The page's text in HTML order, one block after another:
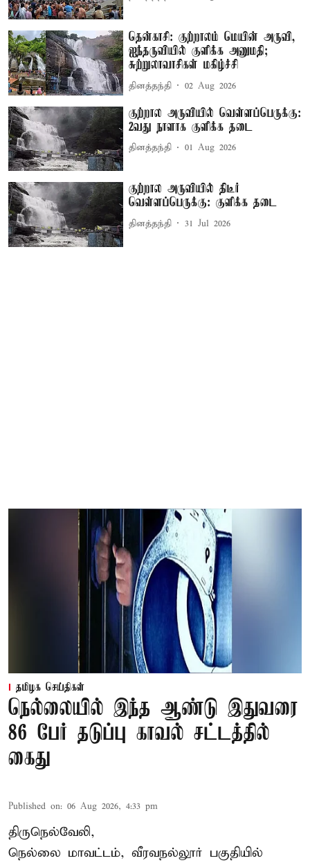
தென்காசி: குற்றாலம் மெயின் அருவி,
ஐந்தருவியில் குளிக்க அனுமதி;
சுற்றுலாவாசிகள் மகிழ்ச்சி
தினத்தந்தி 02 Aug 2026
குற்றால அருவியில் வெள்ளப்பெருக்கு:
2வது நாளாக குளிக்க தடை
தினத்தந்தி 01 Aug 2026
குற்றால அருவியில் திடீர்
வெள்ளப்பெருக்கு: குளிக்க தடை
தினத்தந்தி 31 Jul 2026
தமிழக செய்திகள்
நெல்லையில் இந்த ஆண்டு இதுவரை
86 பேர் தடுப்பு காவல் சட்டத்தில்
கைது
Published on: 06 Aug 2026, 4:33 pm
திருநெல்வேலி,
நெல்லை மாவட்டம், வீரவநல்லூர் பகுதியில்